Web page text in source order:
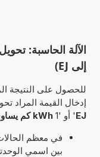
إلى EJ)
للحصول على النتيجة
إدخال القيمة المراد
EJ' أو '1 kWh كم يساوي EJ
في معظم
بين اسمي